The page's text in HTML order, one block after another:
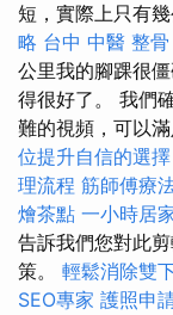
短，實際上只有幾
略 台中 中醫 整骨
公里我的腳踝很
得很好了。 我們
難的視頻，可以
位提升自信的選
理流程 筋師傅療
燴茶點 一小時居
告訴我們您對此
策。 輕鬆消除雙
SEO專家 護照申